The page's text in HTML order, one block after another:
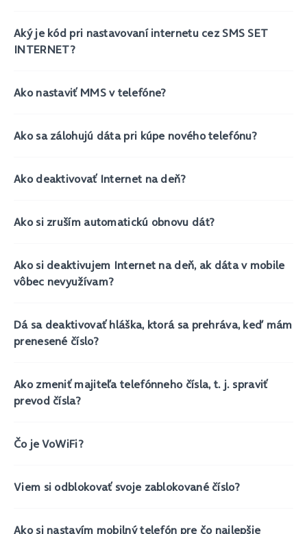
Aký je kód pri nastavovaní internetu cez SMS SET
INTERNET?
Ako nastaviť MMS v telefóne?
Ako sa zálohujú dáta pri kúpe nového telefónu?
Ako deaktivovať Internet na deň?
Ako si zruším automatickú obnovu dát?
Ako si deaktivujem Internet na deň, ak dáta v mobile
vôbec nevyužívam?
Dá sa deaktivovať hláška, ktorá sa prehráva, keď mám
prenesené číslo?
Ako zmeniť majiteľa telefónneho čísla, t. j. spraviť
prevod čísla?
Čo je VoWiFi?
Viem si odblokovať svoje zablokované číslo?
Ako si nastavím mobilný telefón pre čo najlepšie